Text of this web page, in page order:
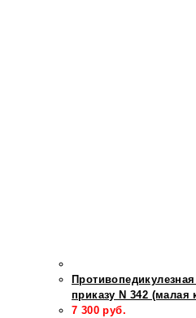
приказу N 342 (малая
7 300 руб.